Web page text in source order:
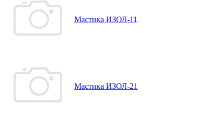
Мастика ИЗОЛ-11
Мастика ИЗОЛ-21